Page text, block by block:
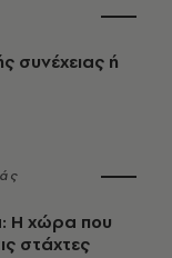
συνέχειας ή
Η χώρα που
στάχτες